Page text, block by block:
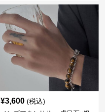
¥3,600 (税込)